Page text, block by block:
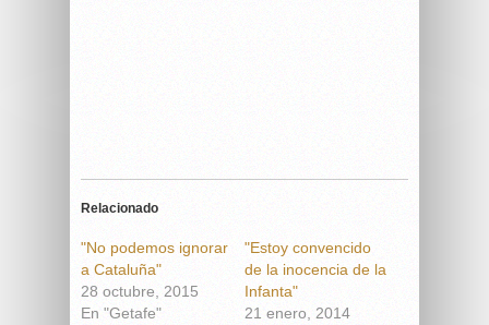
Relacionado
"No podemos ignorar
a Cataluña"
28 octubre, 2015
En "Getafe"
"Estoy convencido
de la inocencia de la
Infanta"
21 enero, 2014